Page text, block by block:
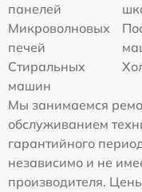
панелей
Микроволновых
печей
Стиральных
машин
Мы занимаемся
обслуживанием
гарантийного
независимо и не
производителя.